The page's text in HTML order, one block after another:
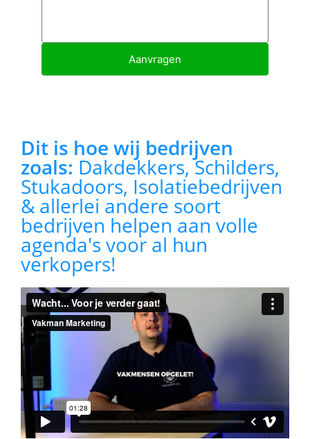
Dit is hoe wij bedrijven
zoals: Dakdekkers, Schilders,
Stukadoors, Isolatiebedrijven
& allerlei andere soort
bedrijven helpen aan volle
agenda's voor al hun
verkopers!
Aanvragen